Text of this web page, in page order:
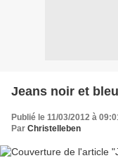
Jeans noir et bleu
Publié le 11/03/2012 à
Par Christelleben